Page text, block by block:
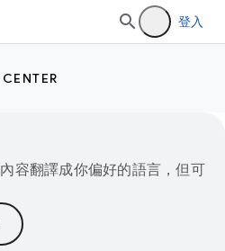
登入
容翻譯成你偏好的語言，但可